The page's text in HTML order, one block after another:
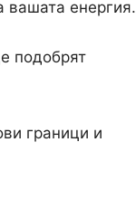
вашата енергия.
подобрят
граници и